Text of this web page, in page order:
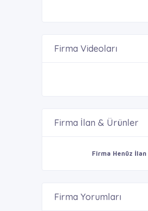
Firma Videoları
Firma İlan & Ürünler
Firma Henüz
Firma Yorumları